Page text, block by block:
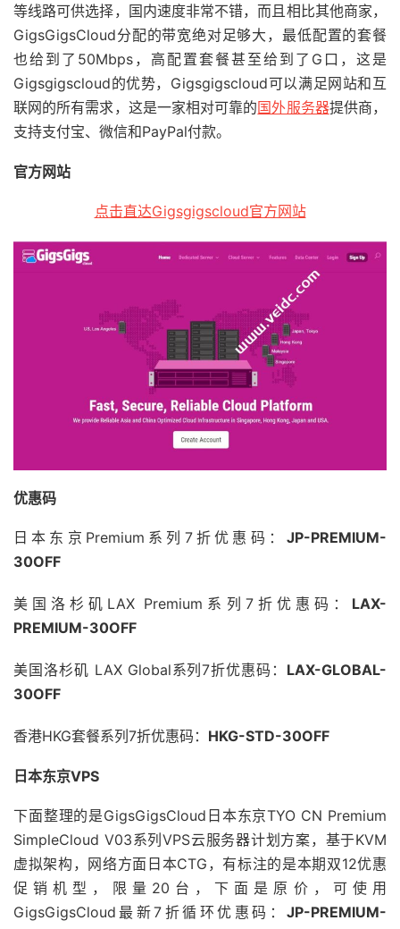
等线路可供选择，国内速度非常不错，而且相比其他商家，
GigsGigsCloud分配的带宽绝对足够大，最低配置的套餐
也给到了50Mbps，高配置套餐甚至给到了G口，这是
Gigsgigscloud的优势，Gigsgigscloud可以满足网站和互
联网的所有需求，这是一家相对可靠的国外服务器提供商，
支持支付宝、微信和PayPal付款。
官方网站
点击直达Gigsgigscloud官方网站
优惠码
日本东京Premium系列7折优惠码： JP-PREMIUM-
30OFF
美国洛杉矶LAX Premium系列7折优惠码： LAX-
PREMIUM-30OFF
美国洛杉矶 LAX Global系列7折优惠码： LAX-GLOBAL-
30OFF
香港HKG套餐系列7折优惠码： HKG-STD-30OFF
日本东京VPS
下面整理的是GigsGigsCloud日本东京TYO CN Premium
SimpleCloud V03系列VPS云服务器计划方案，基于KVM
虚拟架构，网络方面日本CTG，有标注的是本期双12优惠
促销机型，限量20台，下面是原价，可使用
GigsGigsCloud最新7折循环优惠码： JP-PREMIUM-